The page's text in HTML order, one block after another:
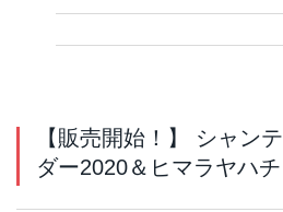
【販売開始！】 シャン
ダー2020＆ヒマラヤハ